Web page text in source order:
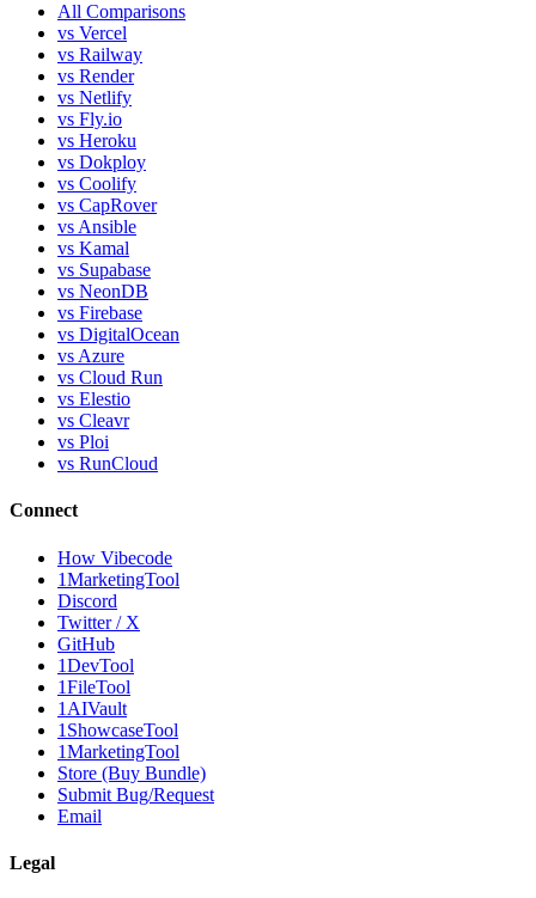
All Comparisons
vs Vercel
vs Railway
vs Render
vs Netlify
vs Fly.io
vs Heroku
vs Dokploy
vs Coolify
vs CapRover
vs Ansible
vs Kamal
vs Supabase
vs NeonDB
vs Firebase
vs DigitalOcean
vs Azure
vs Cloud Run
vs Elestio
vs Cleavr
vs Ploi
vs RunCloud
Connect
How Vibecode
1MarketingTool
Discord
Twitter / X
GitHub
1DevTool
1FileTool
1AIVault
1ShowcaseTool
1MarketingTool
Store (Buy Bundle)
Submit Bug/Request
Email
Legal